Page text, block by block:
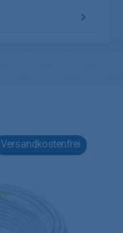
Versandkostenfrei